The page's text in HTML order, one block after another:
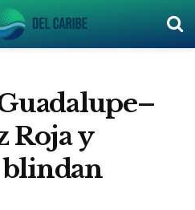
Roja y
blindan